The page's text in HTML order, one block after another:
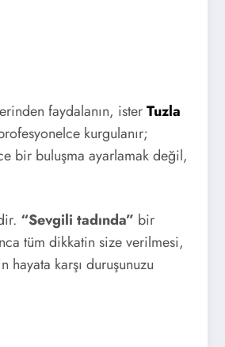
faydalanın, isterTuzla
kurgulanır;
bir buluşma ayarlamak değil,
“Sevgili tadında” bir
tüm dikkatin size verilmesi,
karşı duruşunuzu